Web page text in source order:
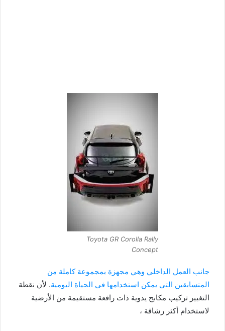
Toyota GR Corolla Rally
Concept
جانب العمل الداخلي وهي مجهزة بمجموعة كاملة من
المتسابقين التي يمكن استخدامها في الحياة اليومية. لأن نقطة
التغيير تركيب مكابح يدوية ذات رافعة مستقيمة من الأرضية
لاستخدام أكثر رشاقة ،